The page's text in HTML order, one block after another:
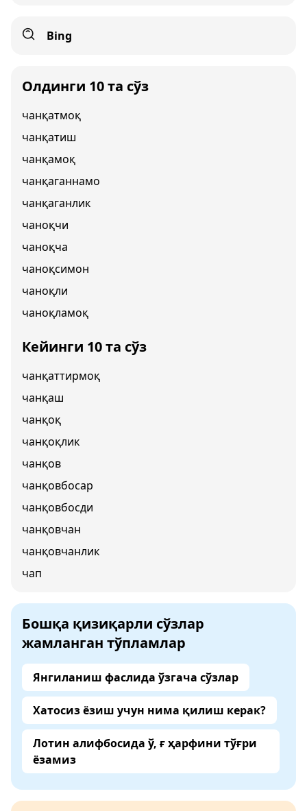
Bing
Олдинги 10 та сўз
чанқатмоқ
чанқатиш
чанқамоқ
чанқаганнамо
чанқаганлик
чаноқчи
чаноқча
чаноқсимон
чаноқли
чаноқламоқ
Кейинги 10 та сўз
чанқаттирмоқ
чанқаш
чанқоқ
чанқоқлик
чанқов
чанқовбосар
чанқовбосди
чанқовчан
чанқовчанлик
чап
Бошқа қизиқарли сўзлар
жамланган тўпламлар
Янгиланиш фаслида ўзгача сўзлар
Хатосиз ёзиш учун нима қилиш керак?
Лотин алифбосида ў, ғ ҳарфини тўғри
ёзамиз